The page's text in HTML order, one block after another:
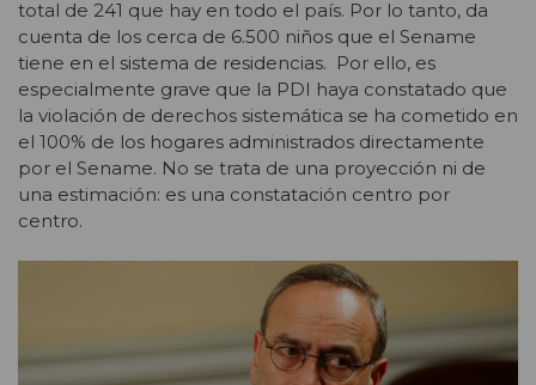
total de 241 que hay en todo el país. Por lo tanto, da
cuenta de los cerca de 6.500 niños que el Sename
tiene en el sistema de residencias. Por ello, es
especialmente grave que la PDI haya constatado que
la violación de derechos sistemática se ha cometido en
el 100% de los hogares administrados directamente
por el Sename. No se trata de una proyección ni de
una estimación: es una constatación centro por
centro.